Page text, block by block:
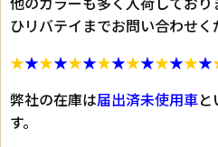
ひリバテイまでお問い合わせ
★★★★★★★★★★★★★★
弊社の在庫は届出済未使用車
す。